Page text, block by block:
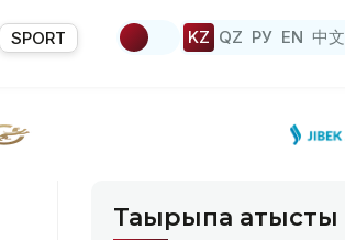
SPORT KZ QZ РУ EN 中文
Тақырыпқа қатысты